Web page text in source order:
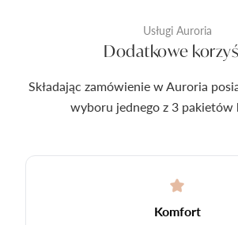
Usługi Auroria
Dodatkowe
Składając zamówienie w Auroria
wyboru jednego z 3 pakietów
Komfort